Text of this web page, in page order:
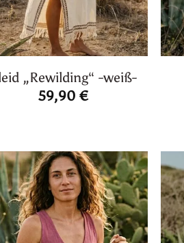
„Rewilding“ -weiß-
59,90 €